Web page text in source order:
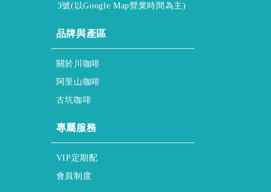
3號(以Google Map營業時間為主)
品牌與產區
About ssscafe
關於川咖啡
Alisan & Coffee
阿里山咖啡
Gukeng & Coffee
古坑咖啡
專屬服務
regular & purchase
VIP定期配
membership & policy
會員制度